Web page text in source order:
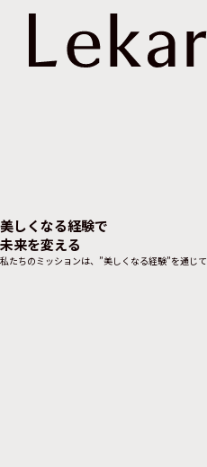
美しくなる経験で
未来を変える
私たちのミッションは、”美しくなる経験”を通じて